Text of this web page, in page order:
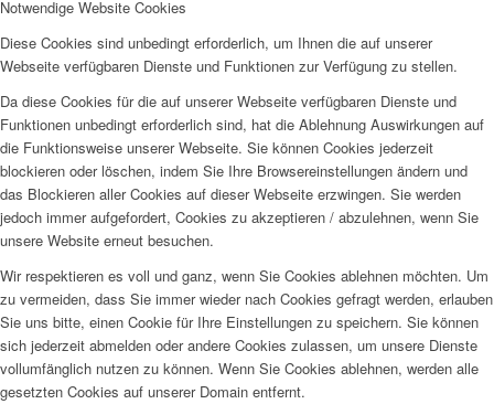
Notwendige Website Cookies
Diese Cookies sind unbedingt erforderlich, um Ihnen die auf unserer
Webseite verfügbaren Dienste und Funktionen zur Verfügung zu stellen.
Da diese Cookies für die auf unserer Webseite verfügbaren Dienste und
Funktionen unbedingt erforderlich sind, hat die Ablehnung Auswirkungen auf
die Funktionsweise unserer Webseite. Sie können Cookies jederzeit
blockieren oder löschen, indem Sie Ihre Browsereinstellungen ändern und
das Blockieren aller Cookies auf dieser Webseite erzwingen. Sie werden
jedoch immer aufgefordert, Cookies zu akzeptieren / abzulehnen, wenn Sie
unsere Website erneut besuchen.
Wir respektieren es voll und ganz, wenn Sie Cookies ablehnen möchten. Um
zu vermeiden, dass Sie immer wieder nach Cookies gefragt werden, erlauben
Sie uns bitte, einen Cookie für Ihre Einstellungen zu speichern. Sie können
sich jederzeit abmelden oder andere Cookies zulassen, um unsere Dienste
vollumfänglich nutzen zu können. Wenn Sie Cookies ablehnen, werden alle
gesetzten Cookies auf unserer Domain entfernt.